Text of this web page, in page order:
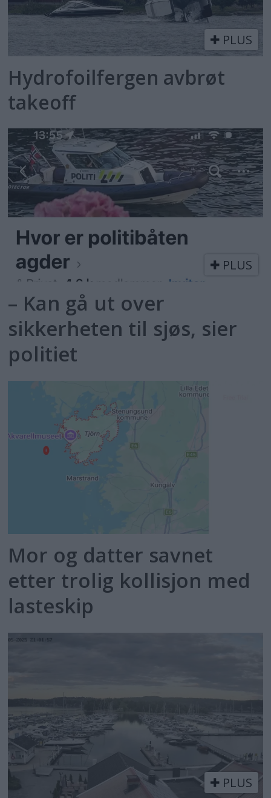
PLUS
Hydrofoilfergen avbrøt
takeoff
PLUS
– Kan gå ut over
sikkerheten til sjøs, sier
politiet
Mor og datter savnet
etter trolig kollisjon med
lasteskip
PLUS